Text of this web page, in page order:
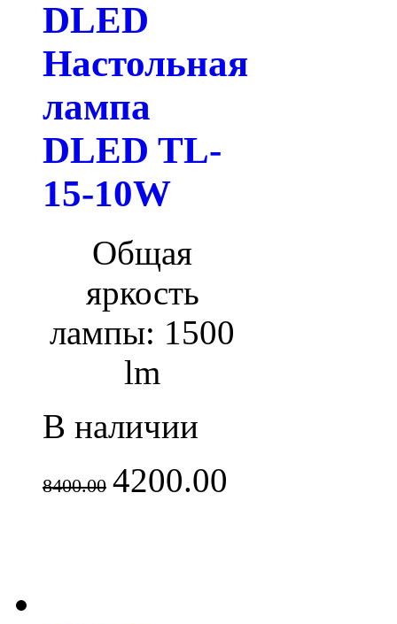
DLED
Настольная
лампа
DLED TL-
15-10W
Общая
яркость
лампы: 1500
lm
В наличии
8400.00 4200.00